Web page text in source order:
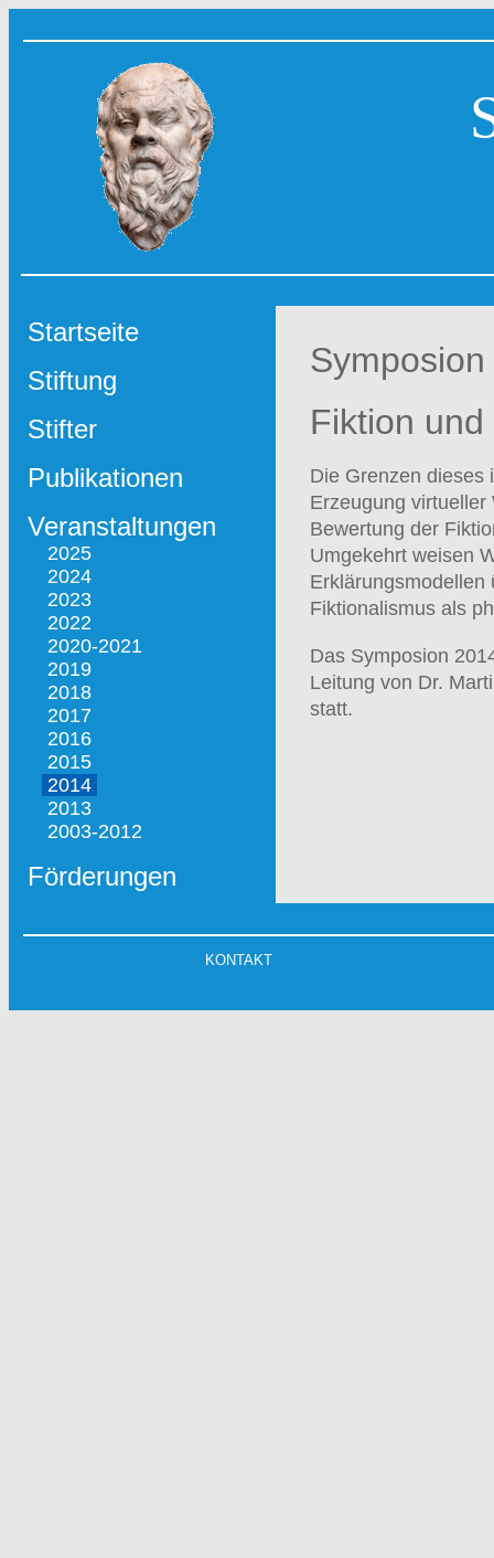
Startseite
Stiftung
Stifter
Publikationen
Veranstaltungen
2025
2024
2023
2022
2020-2021
2019
2018
2017
2016
2015
2014
2013
2003-2012
Förderungen
Fiktion
Die Grenzen dieses
Erzeugung
Bewertung der
Umgekehrt weisen
Erklärungsmodellen
Fiktionalismus als
Das Symposion
Leitung von Dr.
statt.
KONTAKT